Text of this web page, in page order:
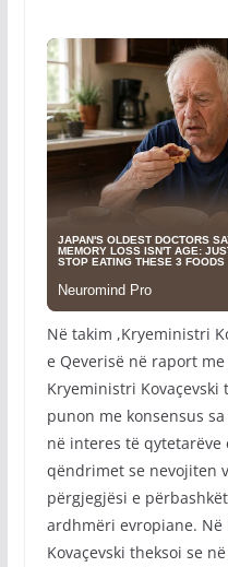
Në takim ,Kryeministri
e Qeverisë në raport
Kryeministri Kovaçevski
punon me konsensus
në interes të
qëndrimet se nevojiten
përgjegjësi e
ardhmëri evropiane.
Kovaçevski theksoi se